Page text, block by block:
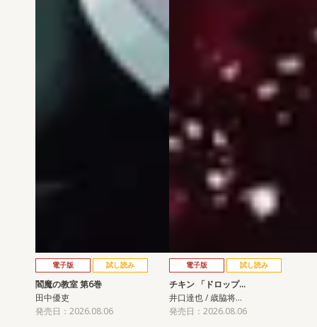
電子版 試し読み
閻魔の教室 第6巻
田中優吏
発売日：2026.08.06
電子版 試し読み
チキン 「ドロップ…
井口達也 / 歳脇将…
発売日：2026.08.06